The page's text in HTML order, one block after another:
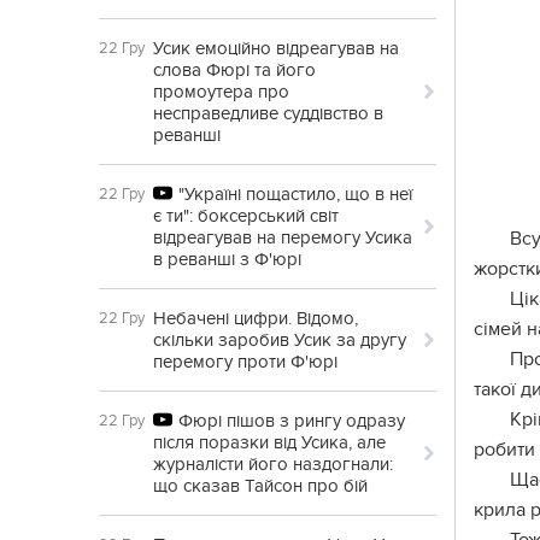
22 Гру Усик емоційно відреагував на
слова Фюрі та його
промоутера про
несправедливе суддівство в
реванші
22 Гру
"Україні пощастило, що в неї
є ти": боксерський світ
відреагував на перемогу Усика
в реванші з Ф'юрі
22 Гру Небачені цифри. Відомо,
скільки заробив Усик за другу
перемогу проти Ф'юрі
22 Гру
Фюрі пішов з рингу одразу
після поразки від Усика, але
журналісти його наздогнали:
що сказав Тайсон про бій
сімей
такої
крила